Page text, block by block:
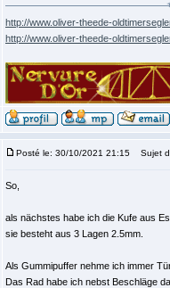
http://www.oliver-theede-
http://www.oliver-theede-
Posté le: 30/10/2021 21:15 Sujet
So,
als nächstes habe ich die Kufe aus
sie besteht aus 3 Lagen 2.5mm.
Als Gummipuffer nehme ich immer
Das Rad habe ich nebst Beschläge